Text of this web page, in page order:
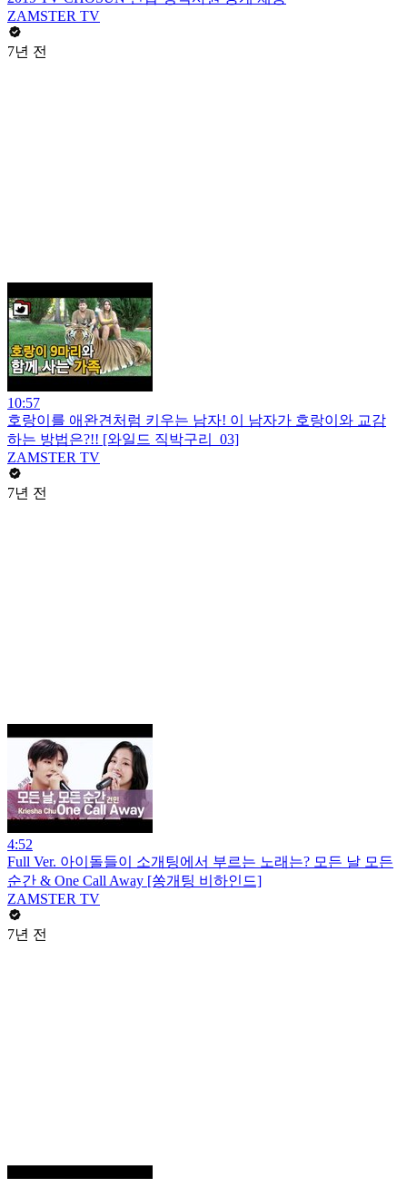
ZAMSTER TV
7년 전
10:57
호랑이를 애완견처럼 키우는 남자! 이 남자가 호랑이와 교감
하는 방법은?!! [와일드 직박구리_03]
ZAMSTER TV
7년 전
4:52
Full Ver. 아이돌들이 소개팅에서 부르는 노래는? 모든 날 모든
순간 & One Call Away [쏭개팅 비하인드]
ZAMSTER TV
7년 전